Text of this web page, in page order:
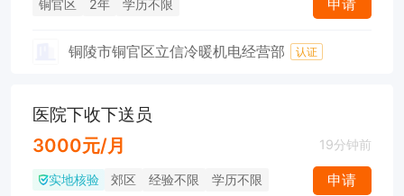
铜官区 2年 学历不限 申请
铜陵市铜官区立信冷暖机电经营部 认证
医院下收下送员
3000元/月 19分钟前
实地核验 郊区 经验不限 学历不限 申请